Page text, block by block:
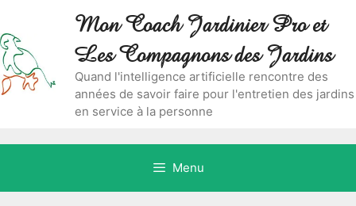
contenu
content
Mon Coach Jardinier Pro et
Les Compagnons des Jardins
Quand l'intelligence artificielle rencontre des
années de savoir faire pour l'entretien des jardins
en service à la personne
Menu